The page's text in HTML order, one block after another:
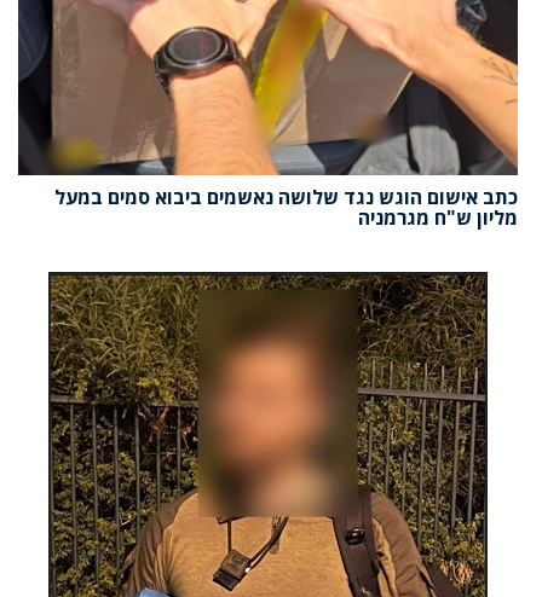
כתב אישום הוגש נגד שלושה נאשמים ביבוא סמים במעל
מליון ש"ח מגרמניה